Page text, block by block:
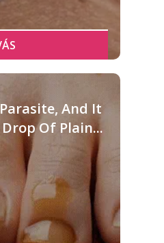
And It
Of Plain...